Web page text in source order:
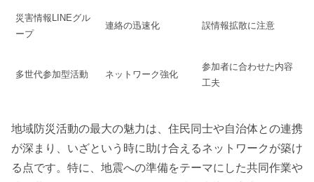
災害情報LINEグル
ープ
連絡の迅速化 誤情報拡散に注意
多世代参加型活動 ネットワーク強化
参加者に合わせた内容
工夫
地域防災活動の最大の魅力は、住民同士や自治体との連携
が深まり、いざという時に助け合えるネットワークが築け
る点です。特に、地震への準備をテーマにした共同作業や